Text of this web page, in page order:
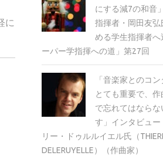
に
にする減7の和音
指揮者・岡田友弘
める学生指揮者へ
ーパー学指揮への道」第27回
「音楽家とのコ
とても重要で、作
で忘れてはならな
す」インタビュー
リー・ドゥルルイエル氏（
DELERUYELLE）（作曲家）